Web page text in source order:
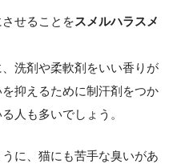
せることをスメルハラスメ
洗剤や柔軟剤をいい香りが
抑えるために制汗剤をつか
人も多いでしょう。
に、猫にも苦手な臭いがあ